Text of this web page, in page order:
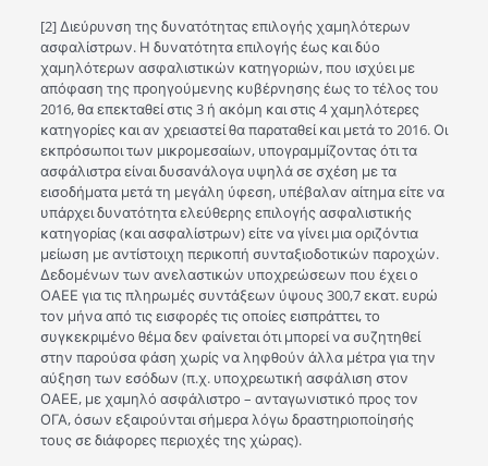
[2] Διεύρυνση της δυνατότητας επιλογής χαμηλότερων
ασφαλίστρων. Η δυνατότητα επιλογής έως και δύο
χαμηλότερων ασφαλιστικών κατηγοριών, που ισχύει με
απόφαση της προηγούμενης κυβέρνησης έως το τέλος του
2016, θα επεκταθεί στις 3 ή ακόμη και στις 4 χαμηλότερες
κατηγορίες και αν χρειαστεί θα παραταθεί και μετά το 2016. Οι
εκπρόσωποι των μικρομεσαίων, υπογραμμίζοντας ότι τα
ασφάλιστρα είναι δυσανάλογα υψηλά σε σχέση με τα
εισοδήματα μετά τη μεγάλη ύφεση, υπέβαλαν αίτημα είτε να
υπάρχει δυνατότητα ελεύθερης επιλογής ασφαλιστικής
κατηγορίας (και ασφαλίστρων) είτε να γίνει μια οριζόντια
μείωση με αντίστοιχη περικοπή συνταξιοδοτικών παροχών.
Δεδομένων των ανελαστικών υποχρεώσεων που έχει ο
ΟΑΕΕ για τις πληρωμές συντάξεων ύψους 300,7 εκατ. ευρώ
τον μήνα από τις εισφορές τις οποίες εισπράττει, το
συγκεκριμένο θέμα δεν φαίνεται ότι μπορεί να συζητηθεί
στην παρούσα φάση χωρίς να ληφθούν άλλα μέτρα για την
αύξηση των εσόδων (π.χ. υποχρεωτική ασφάλιση στον
ΟΑΕΕ, με χαμηλό ασφάλιστρο – ανταγωνιστικό προς τον
ΟΓΑ, όσων εξαιρούνται σήμερα λόγω δραστηριοποίησής
τους σε διάφορες περιοχές της χώρας).